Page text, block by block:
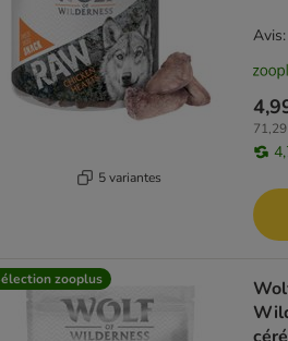
5 variantes
zooplus